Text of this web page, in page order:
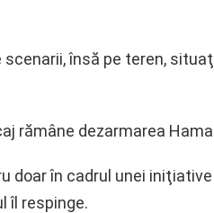
însă pe teren,
rămâne dezarmarea
doar în cadrul unei
îl respinge.